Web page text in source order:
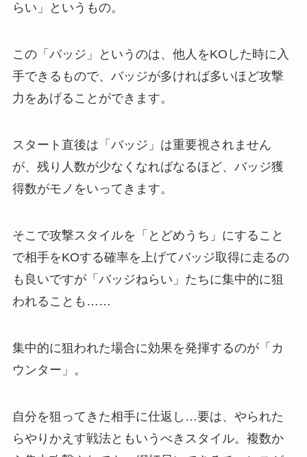
らい」というもの。
この「バッジ」というのは、他人をKOした時に入
手できるもので、バッジが多ければ多いほど攻撃
力をあげることができます。
スタート直後は「バッジ」は重要視されません
が、残り人数が少なくなればなるほど、バッジ獲
得数がモノをいってきます。
そこで攻撃スタイルを「とどめうち」にすること
で相手をKOする確率を上げてバッジ取得に走るの
も良いですが「バッジねらい」たちに集中的に狙
われることも……
集中的に狙われた場合に効果を発揮するのが「カ
ウンター」。
自分を狙ってきた相手に仕返し…要は、やられた
らやりかえす戦法ともいうべきスタイル。複数か